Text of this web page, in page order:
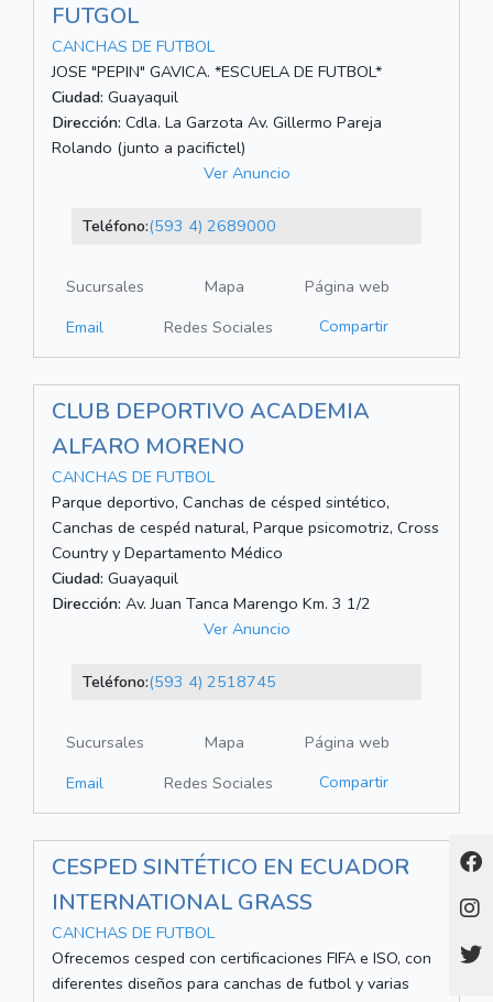
FUTGOL
CANCHAS DE FUTBOL
JOSE "PEPIN" GAVICA. *ESCUELA DE FUTBOL*
Ciudad: Guayaquil
Dirección: Cdla. La Garzota Av. Gillermo Pareja
Rolando (junto a pacifictel)
Ver Anuncio
Teléfono:(593 4) 2689000
Sucursales Mapa
Página web
Email
Redes Sociales Compartir
CLUB DEPORTIVO ACADEMIA
ALFARO MORENO
CANCHAS DE FUTBOL
Parque deportivo, Canchas de césped sintético,
Canchas de cespéd natural, Parque psicomotriz, Cross
Country y Departamento Médico
Ciudad: Guayaquil
Dirección: Av. Juan Tanca Marengo Km. 3 1/2
Ver Anuncio
Teléfono:(593 4) 2518745
Sucursales Mapa
Página web
Email
Redes Sociales Compartir
CESPED SINTÉTICO EN ECUADOR
INTERNATIONAL GRASS
CANCHAS DE FUTBOL
Ofrecemos cesped con certificaciones FIFA e ISO, con
diferentes diseños para canchas de futbol y varias